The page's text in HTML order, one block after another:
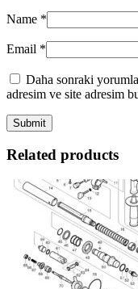
Name *
Email *
Daha sonraki
adresim ve site adresim
Related products